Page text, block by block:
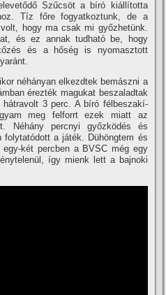
Szűcsöt a bí­ró kiállí­totta
Tí­z főre fogyatkoztunk, de a
hogy ma csak mi győzhetünk.
és ez annak tudható be, hogy
és a hőség is nyomasztott
néhányan elkezdtek bemászni a
érezték magukat beszaladtak
hátravolt 3 perc. A bí­ró félbeszakí­
meg felforrt ezek miatt az
Néhány percnyi győzködés és
folytatódott a játék. Dühöngtem és
egy-két percben a BVSC még egy
í­gy mienk lett a bajnoki